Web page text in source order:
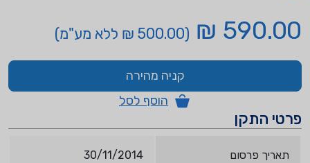
590.00 ₪ (500.00 ₪ ללא מע"מ)
קניה מהירה
הוסף לסל
פרטי התקן
תאריך פרסום 30/11/2014